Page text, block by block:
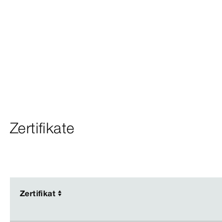
Zertifikate
Zertifikat
Zertifikat